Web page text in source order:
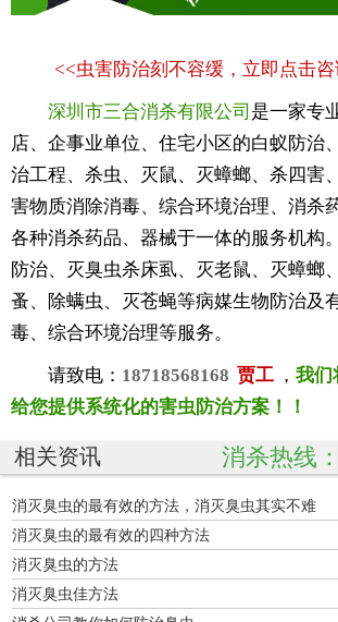
<<虫害防治刻不容缓，立即点击咨
深圳市三合消杀有限公司 是一家专
店、企事业单位、住宅小区的白蚁防治
治工程、杀虫、灭鼠、灭蟑螂、杀四害
害物质消除消毒、综合环境治理、消杀
各种消杀药品、器械于一体的服务机构
防治、灭臭虫杀床虱、灭老鼠、灭蟑螂
蚤、除螨虫、灭苍蝇等病媒生物防治及
毒、综合环境治理等服务。
请致电： 18718568168 贾工 ， 我们
给您提供系统化的害虫防治方案！！
相关资讯 消杀热线
消灭臭虫的最有效的方法，消灭臭虫其实不难
消灭臭虫的最有效的四种方法
消灭臭虫的方法
消灭臭虫佳方法